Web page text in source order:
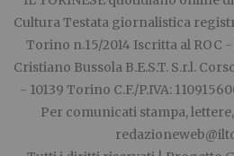
Cultura Testata giornalistica
Torino n.15/2014 Iscritta al ROC
Cristiano Bussola B.E.S.T. S.r.l.
- 10139 Torino C.F./P.IVA:
Per comunicati stampa,